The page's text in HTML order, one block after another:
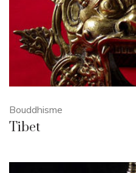
Bouddhisme
Tibet